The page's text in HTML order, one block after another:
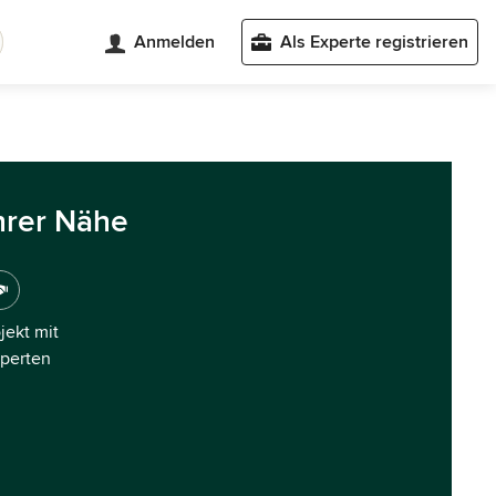
Anmelden Als Experte registrieren
Nähe
mit